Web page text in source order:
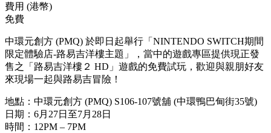
費用 (港幣)
免費
中環元創方 (PMQ) 於即日起舉行「NINTENDO SWITCH期間
限定體驗店-路易吉洋樓主題」，當中的遊戲專區提供現正發
售之「路易吉洋樓２ HD」遊戲的免費試玩，歡迎與親朋好友
來現場一起與路易吉冒險！
地點：中環元創方 (PMQ) S106-107號舖 (中環鴨巴甸街35號)
日期：6月27日至7月28日
時間：12PM – 7PM